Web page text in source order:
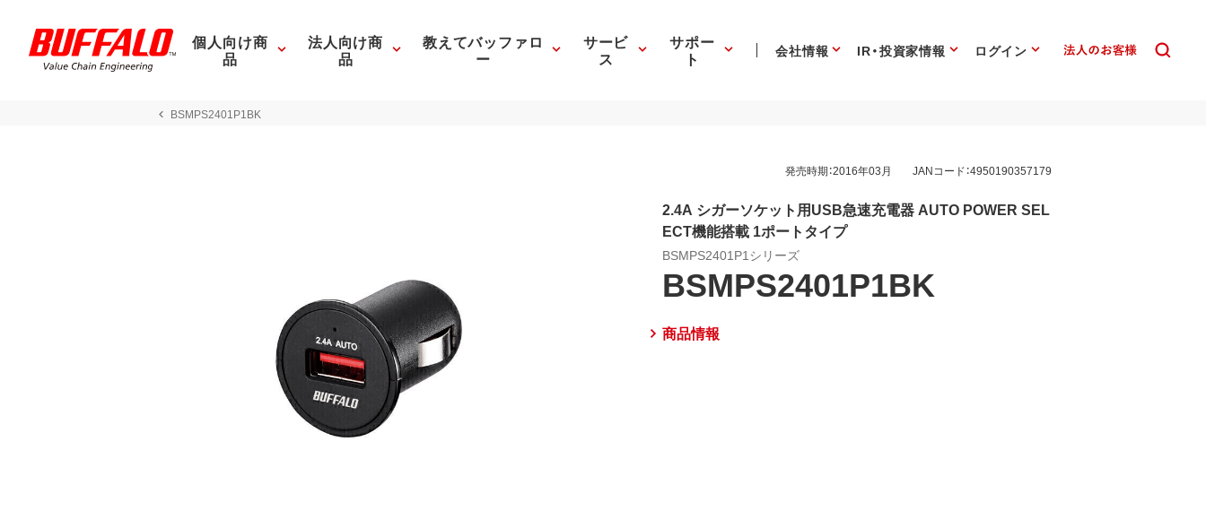
個人向け商
品
法人向け商
品
教えてバッファロ
ー
サービ
ス
サポー
ト 会社情報 IR・投資家情報 ログイン
BSMPS2401P1BK
発売時期：2016年03月 JANコード：4950190357179
2.4A シガーソケット用USB急速充電器 AUTO POWER SEL
ECT機能搭載 1ポートタイプ
BSMPS2401P1シリーズ
BSMPS2401P1BK
商品情報